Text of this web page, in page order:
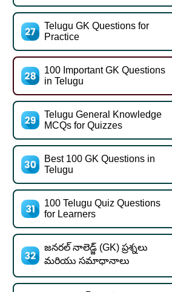
Telugu GK Questions for
Practice
100 Important GK Questions
in Telugu
Telugu General Knowledge
MCQs for Quizzes
Best 100 GK Questions in
Telugu
100 Telugu Quiz Questions
for Learners
జనరల్ నాలెడ్జ్ (GK) ప్రశ్నలు
మరియు సమాధానాలు